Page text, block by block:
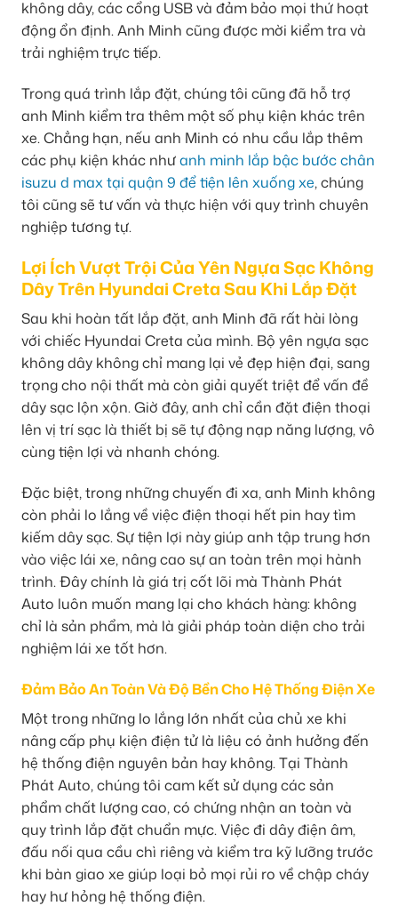
không dây, các cổng USB và đảm bảo mọi thứ hoạt
động ổn định. Anh Minh cũng được mời kiểm tra và
trải nghiệm trực tiếp.
Trong quá trình lắp đặt, chúng tôi cũng đã hỗ trợ
anh Minh kiểm tra thêm một số phụ kiện khác trên
xe. Chẳng hạn, nếu anh Minh có nhu cầu lắp thêm
các phụ kiện khác nhưanh minh lắp bậc bước chân
isuzu d max tại quận 9 để tiện lên xuống xe, chúng
tôi cũng sẽ tư vấn và thực hiện với quy trình chuyên
nghiệp tương tự.
Lợi Ích Vượt Trội Của Yên Ngựa Sạc Không
Dây Trên Hyundai Creta Sau Khi Lắp Đặt
Sau khi hoàn tất lắp đặt, anh Minh đã rất hài lòng
với chiếc Hyundai Creta của mình. Bộ yên ngựa sạc
không dây không chỉ mang lại vẻ đẹp hiện đại, sang
trọng cho nội thất mà còn giải quyết triệt để vấn đề
dây sạc lộn xộn. Giờ đây, anh chỉ cần đặt điện thoại
lên vị trí sạc là thiết bị sẽ tự động nạp năng lượng, vô
cùng tiện lợi và nhanh chóng.
Đặc biệt, trong những chuyến đi xa, anh Minh không
còn phải lo lắng về việc điện thoại hết pin hay tìm
kiếm dây sạc. Sự tiện lợi này giúp anh tập trung hơn
vào việc lái xe, nâng cao sự an toàn trên mọi hành
trình. Đây chính là giá trị cốt lõi mà Thành Phát
Auto luôn muốn mang lại cho khách hàng: không
chỉ là sản phẩm, mà là giải pháp toàn diện cho trải
nghiệm lái xe tốt hơn.
Đảm Bảo An Toàn Và Độ Bền Cho Hệ Thống Điện Xe
Một trong những lo lắng lớn nhất của chủ xe khi
nâng cấp phụ kiện điện tử là liệu có ảnh hưởng đến
hệ thống điện nguyên bản hay không. Tại Thành
Phát Auto, chúng tôi cam kết sử dụng các sản
phẩm chất lượng cao, có chứng nhận an toàn và
quy trình lắp đặt chuẩn mực. Việc đi dây điện âm,
đấu nối qua cầu chì riêng và kiểm tra kỹ lưỡng trước
khi bàn giao xe giúp loại bỏ mọi rủi ro về chập cháy
hay hư hỏng hệ thống điện.